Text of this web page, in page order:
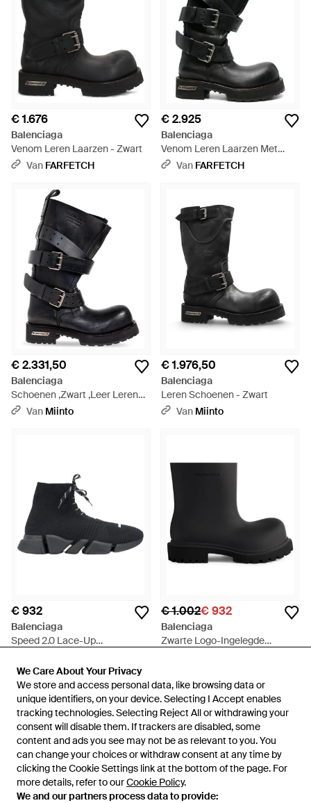
We Care About Your Privacy
We store and access personal data, like browsing data or
unique identifiers, on your device. Selecting I Accept enables
tracking technologies. Selecting Reject All or withdrawing your
consent will disable them. If trackers are disabled, some
content and ads you see may not be as relevant to you. You
can change your choices or withdraw consent at any time by
clicking the Cookie Settings link at the bottom of the page. For
more details, refer to ourCookie Policy.
We and our partners process data to provide:
We Care About Your Privacy
We store and access personal data, like browsing data or
unique identifiers, on your device. Selecting I Accept enables
tracking technologies. Selecting Reject All or withdrawing your
consent will disable them. If trackers are disabled, some
content and ads you see may not be as relevant to you. You
can change your choices or withdraw consent at any time by
clicking the Cookie Settings link at the bottom of the page. For
more details, refer to ourCookie Policy.
We and our partners process data to provide:
€ 1.676
Balenciaga
Venom Leren Laarzen - Zwart
Van FARFETCH
€ 2.925
Balenciaga
Venom Leren Laarzen Met
Gespbandje - Zwart
Van FARFETCH
€ 2.331,50
Balenciaga
Schoenen ,Zwart ,Leer Leren
Laarzen - Zwart
Van Miinto
€ 1.976,50
Balenciaga
Leren Schoenen - Zwart
Van Miinto
€ 932
Balenciaga
Speed 2.0 Lace-Up
€ 1.002€ 932
Balenciaga
Zwarte Logo-Ingelegde